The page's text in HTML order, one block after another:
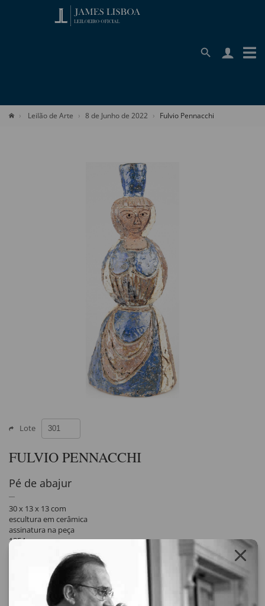
Leilão de Arte 8 de Junho de 2022 Fulvio Pennacchi
Lote
FULVIO PENNACCHI
Pé de abajur
30 x 13 x 13 com
escultura em cerâmica
assinatura na peça
1954
Compartilhar